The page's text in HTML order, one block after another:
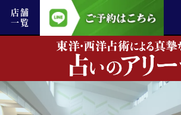
店舗
一覧